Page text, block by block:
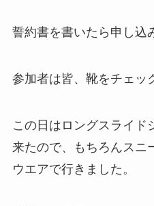
誓約書を書いたら申し込
参加者は皆、靴をチェッ
この日はロングスライド
来たので、もちろんスニ
ウエアで行きました。